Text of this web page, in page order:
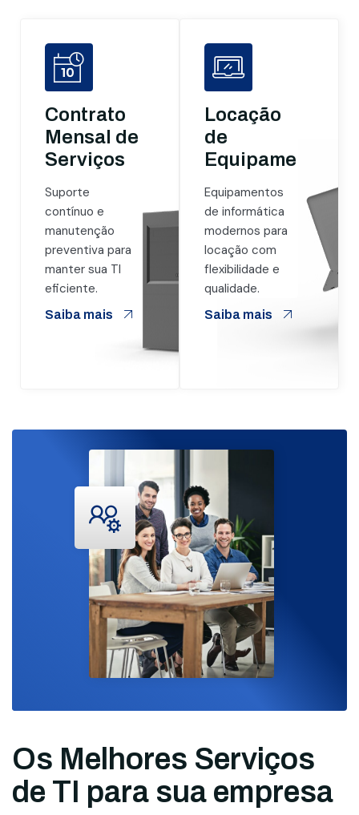
Contrato
Mensal de
Serviços
Suporte
contínuo e
manutenção
preventiva para
manter sua TI
eficiente.
Saiba mais
Locação
de
Equipamentos
Equipamentos
de informática
modernos para
locação com
flexibilidade e
qualidade.
Saiba mais
Os Melhores Serviços
de TI para sua empresa